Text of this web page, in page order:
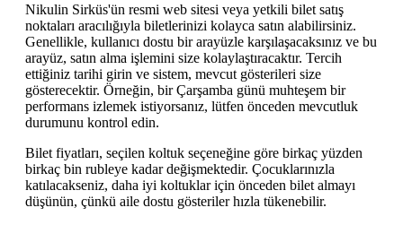
Nikulin Sirküs'ün resmi web sitesi veya yetkili bilet satış
noktaları aracılığıyla biletlerinizi kolayca satın alabilirsiniz.
Genellikle, kullanıcı dostu bir arayüzle karşılaşacaksınız ve bu
arayüz, satın alma işlemini size kolaylaştıracaktır. Tercih
ettiğiniz tarihi girin ve sistem, mevcut gösterileri size
gösterecektir. Örneğin, bir Çarşamba günü muhteşem bir
performans izlemek istiyorsanız, lütfen önceden mevcutluk
durumunu kontrol edin.
Bilet fiyatları, seçilen koltuk seçeneğine göre birkaç yüzden
birkaç bin rubleye kadar değişmektedir. Çocuklarınızla
katılacakseniz, daha iyi koltuklar için önceden bilet almayı
düşünün, çünkü aile dostu gösteriler hızla tükenebilir.